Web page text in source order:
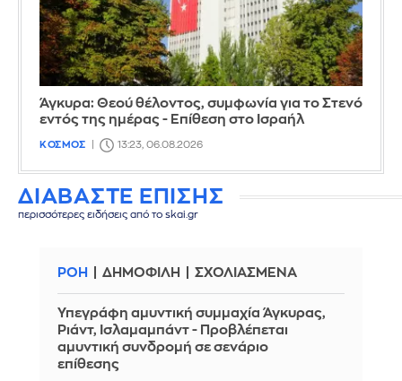
Άγκυρα: Θεού θέλοντος, συμφωνία για το Στενό
εντός της ημέρας - Επίθεση στο Ισραήλ
ΚΟΣΜΟΣ 13:23, 06.08.2026
ΔΙΑΒΑΣΤΕ ΕΠΙΣΗΣ
περισσότερες ειδήσεις από το skai.gr
ΡΟΗ ΔΗΜΟΦΙΛΗ ΣΧΟΛΙΑΣΜΕΝΑ
Υπεγράφη αμυντική συμμαχία Άγκυρας,
Ριάντ, Ισλαμαμπάντ - Προβλέπεται
αμυντική συνδρομή σε σενάριο
επίθεσης